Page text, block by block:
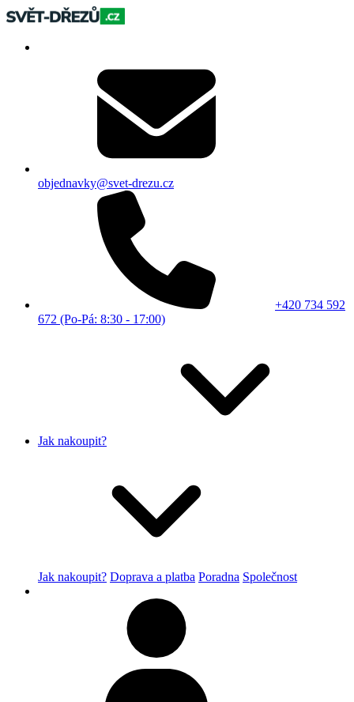
objednavky@svet-drezu.cz
+420 734 592
672 (Po-Pá: 8:30 - 17:00)
Jak nakoupit?
Jak nakoupit? Doprava a platba Poradna Společnost